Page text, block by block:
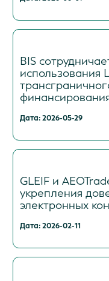
BIS
использования
Дата: 2026-05-29
GLEIF и
укрепления
электронных
Дата: 2026-02-11